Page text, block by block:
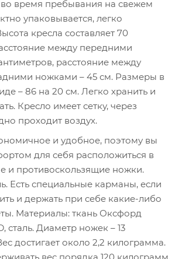
во время пребывания на свежем
упаковывается, легко
кресла составляет 70
между передними
расстояние между
ножками – 45 см. Размеры в
– 86 на 20 см. Легко хранить и
Кресло имеет сетку, через
проходит воздух.
и удобное, поэтому вы
для себя расположиться в
и противоскользящие ножки.
Есть специальные карманы, если
и держать при себе какие-либо
Материалы: ткань Оксфорд
сталь. Диаметр ножек – 13
достигает около 2,2 килограмма.